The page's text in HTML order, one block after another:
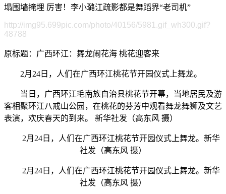
塌围墙掩埋 厉害！李小璐江疏影都是舞蹈界“老司机”
http://img95.699pic.com/photo/40156/5981.gif_wh300.gif?
48788
原标题：广西环江：舞龙闹花海 桃花迎客来
2月24日，人们在广西环江桃花节开园仪式上舞龙。
当日，广西环江毛南族自治县桃花节开幕，当地居民及游
客相聚环江八戒山公园，在桃花的芬芳中观看舞龙舞狮及文艺
表演，欢庆春天的到来。 新华社发（高东风 摄）
2月24日，人们在广西环江桃花节开园仪式上舞龙。新华
社发（高东风 摄）
2月24日，人们在广西环江桃花节开园仪式上舞龙。新华
社发（高东风 摄）